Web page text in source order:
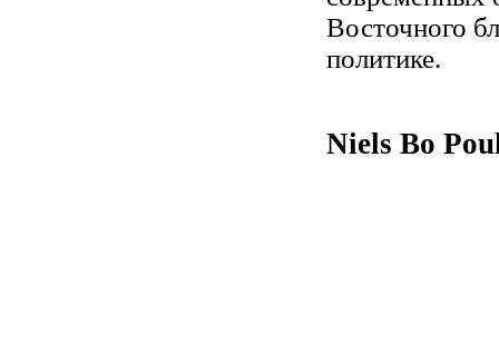
Восточного
политике.
Niels Bo